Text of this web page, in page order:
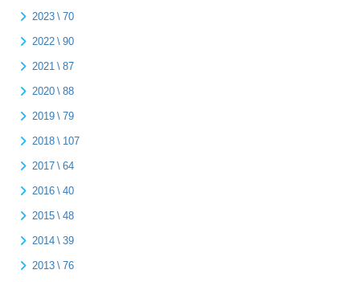
2023 \ 70
2022 \ 90
2021 \ 87
2020 \ 88
2019 \ 79
2018 \ 107
2017 \ 64
2016 \ 40
2015 \ 48
2014 \ 39
2013 \ 76